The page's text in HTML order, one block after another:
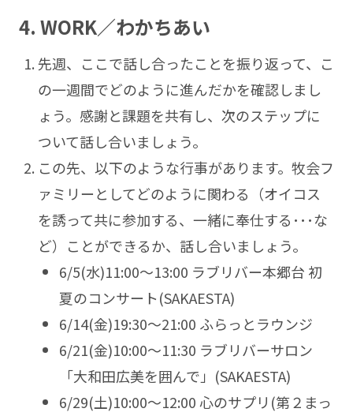
4. WORK／わかちあい
先週、ここで話し合ったことを振り返って、こ
の一週間でどのように進んだかを確認しまし
ょう。感謝と課題を共有し、次のステップに
ついて話し合いましょう。
この先、以下のような行事があります。牧会フ
ァミリーとしてどのように関わる（オイコス
を誘って共に参加する、一緒に奉仕する･･･な
ど）ことができるか、話し合いましょう。
6/5(水)11:00～13:00 ラブリバー本郷台 初
夏のコンサート(SAKAESTA)
6/14(金)19:30～21:00 ふらっとラウンジ
6/21(金)10:00～11:30 ラブリバーサロン
「大和田広美を囲んで」(SAKAESTA)
6/29(土)10:00～12:00 心のサプリ(第２まっ